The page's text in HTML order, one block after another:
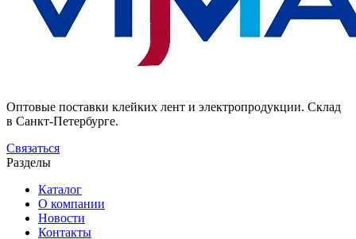
Оптовые поставки клейких лент и электропродукции. Склад
в Санкт-Петербурге.
Связаться
Разделы
Каталог
О компании
Новости
Контакты